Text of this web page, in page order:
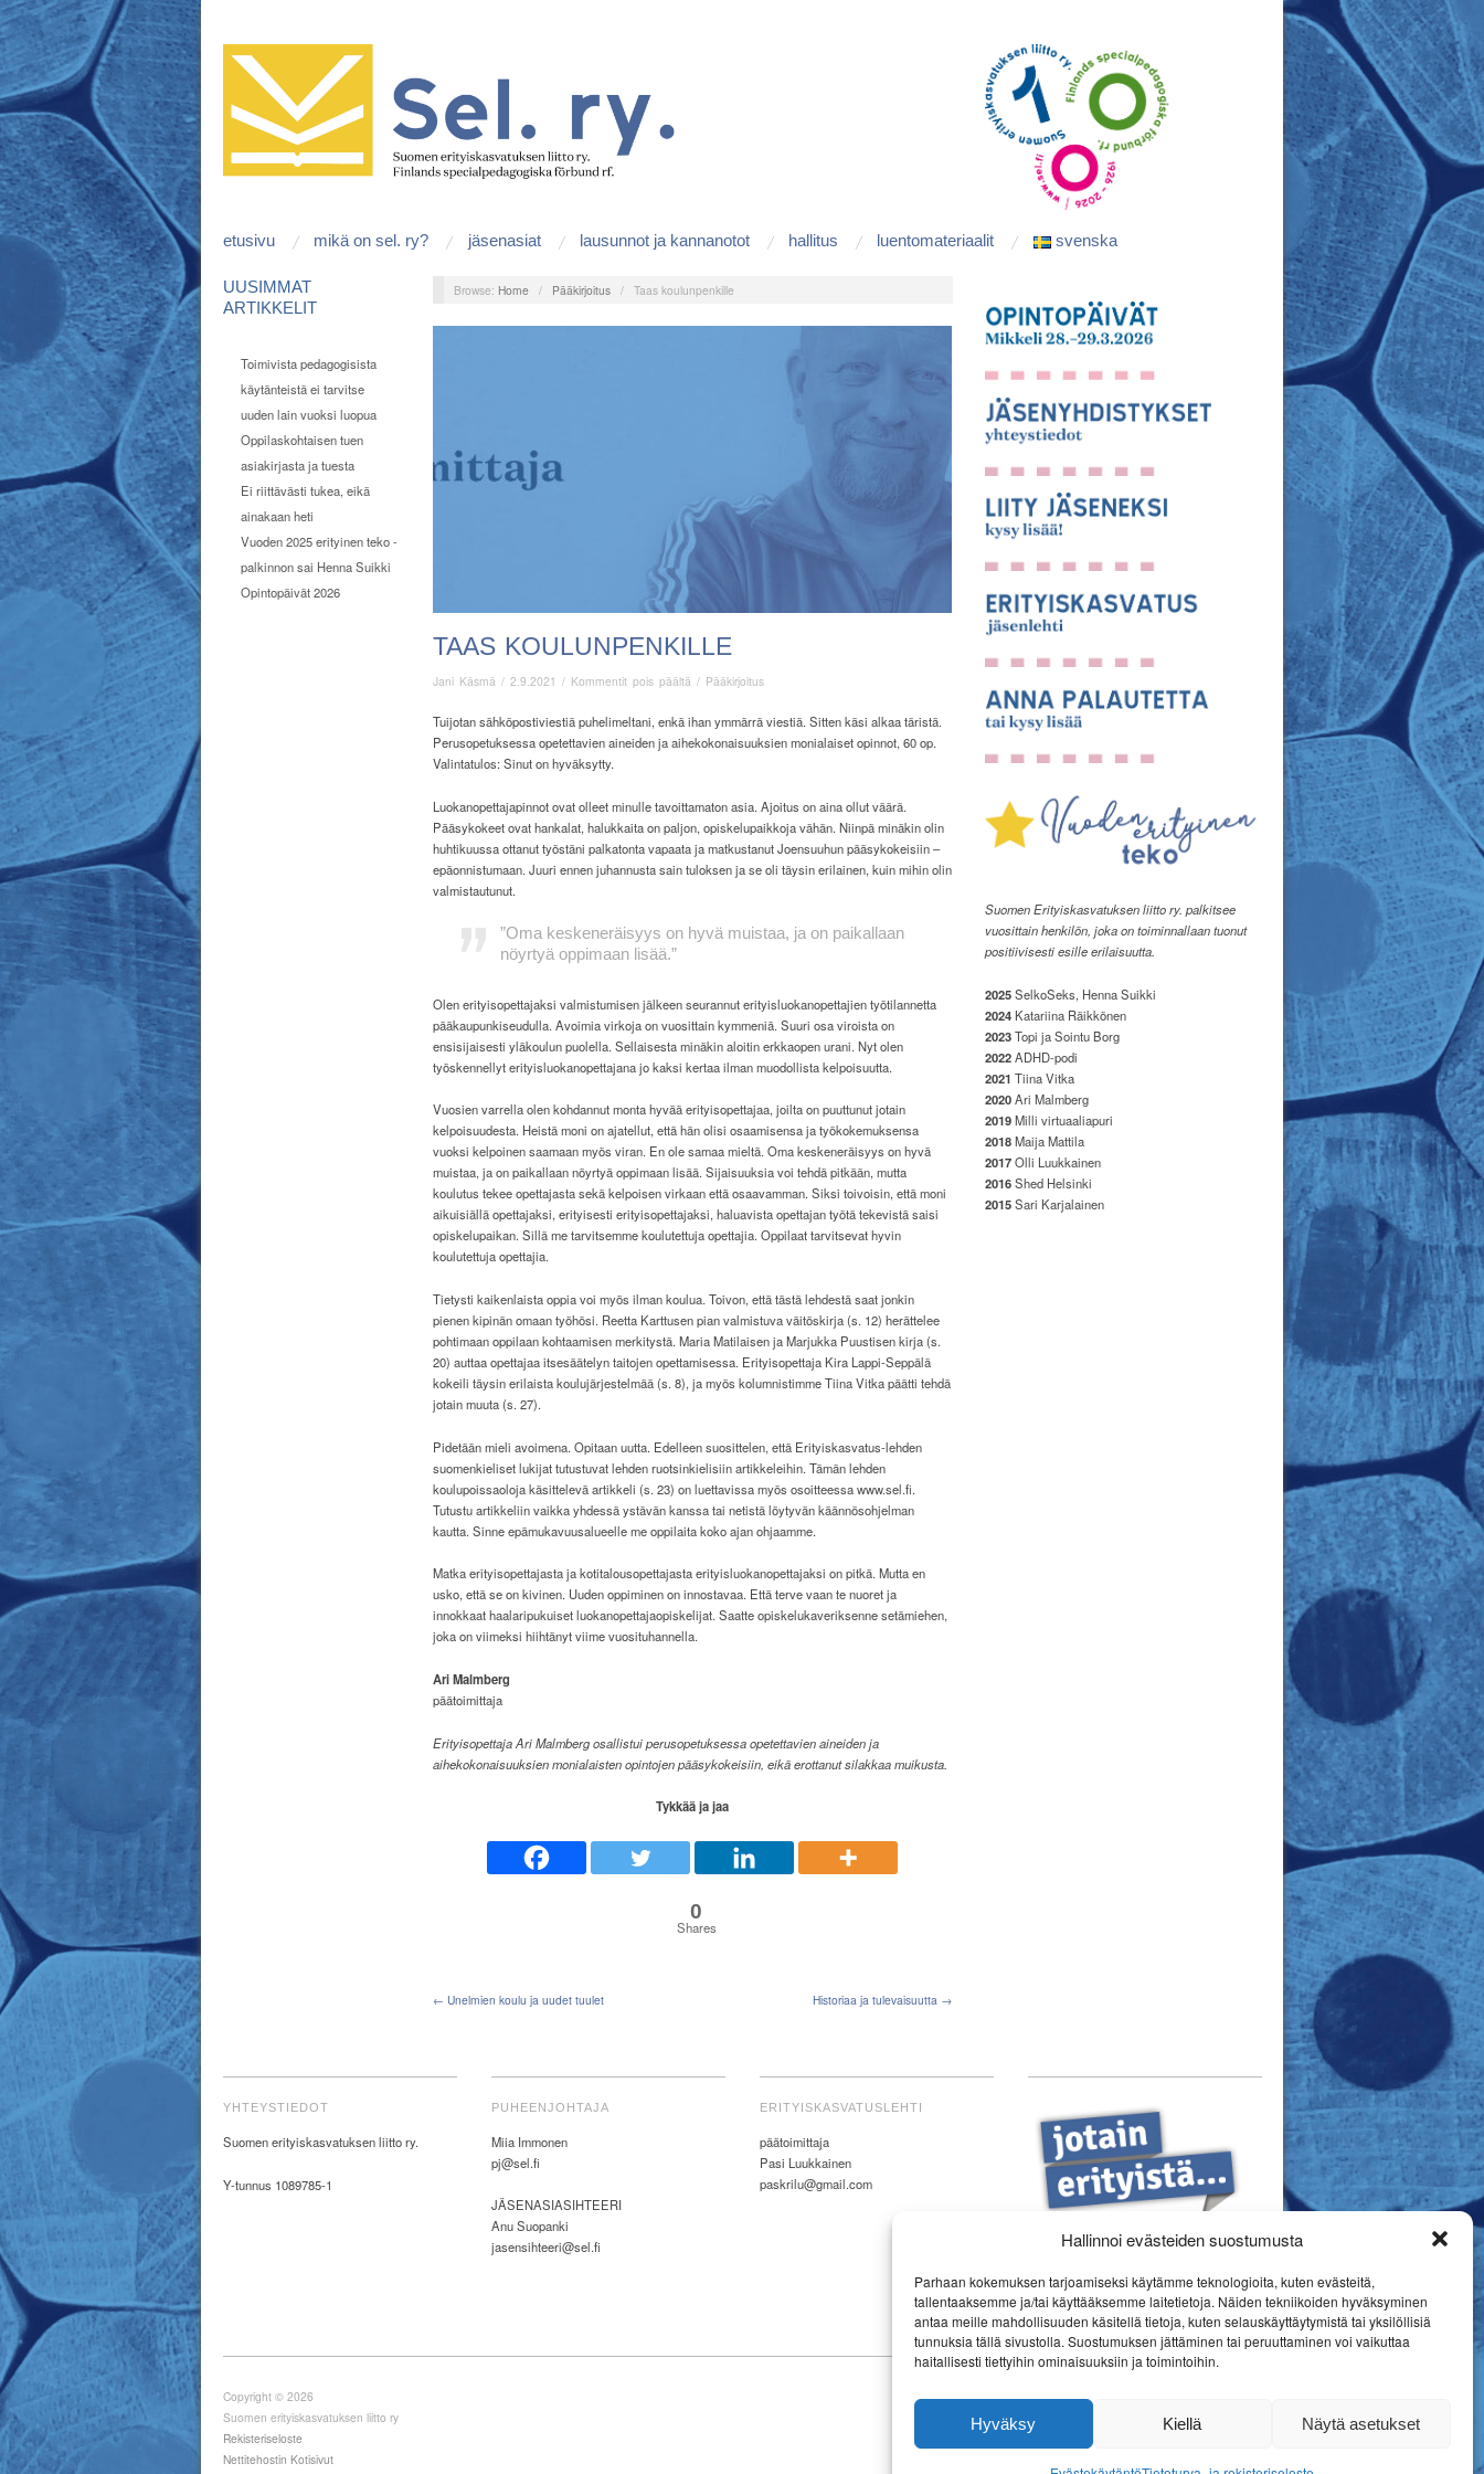
Hallinnoi evästeiden suostumusta
Parhaan kokemuksen tarjoamiseksi käytämme teknologioita, kuten evästeitä,
tallentaaksemme ja/tai käyttääksemme laitetietoja. Näiden tekniikoiden hyväksyminen
antaa meille mahdollisuuden käsitellä tietoja, kuten selauskäyttäytymistä tai yksilöllisiä
tunnuksia tällä sivustolla. Suostumuksen jättäminen tai peruuttaminen voi vaikuttaa
haitallisesti tiettyihin ominaisuuksiin ja toimintoihin.
Hyväksy Kiellä Näytä asetukset
etusivu mikä on sel. ry? jäsenasiat lausunnot ja kannanotot hallitus luentomateriaalit svenska
UUSIMMAT
ARTIKKELIT
Toimivista pedagogisista
käytänteistä ei tarvitse
uuden lain vuoksi luopua
Oppilaskohtaisen tuen
asiakirjasta ja tuesta
Ei riittävästi tukea, eikä
ainakaan heti
Vuoden 2025 erityinen teko -
palkinnon sai Henna Suikki
Opintopäivät 2026
Browse: Home / Pääkirjoitus / Taas koulunpenkille
TAAS KOULUNPENKILLE
Jani Käsmä / 2.9.2021 / Kommentit pois päältä artikkelissa
koulunpenkille
/ Pääkirjoitus
Tuijotan sähköpostiviestiä puhelimeltani, enkä ihan ymmärrä viestiä. Sitten käsi alkaa täristä.
Perusopetuksessa opetettavien aineiden ja aihekokonaisuuksien monialaiset opinnot, 60 op.
Valintatulos: Sinut on hyväksytty.
Luokanopettajapinnot ovat olleet minulle tavoittamaton asia. Ajoitus on aina ollut väärä.
Pääsykokeet ovat hankalat, halukkaita on paljon, opiskelupaikkoja vähän. Niinpä minäkin olin
huhtikuussa ottanut työstäni palkatonta vapaata ja matkustanut Joensuuhun pääsykokeisiin –
epäonnistumaan. Juuri ennen juhannusta sain tuloksen ja se oli täysin erilainen, kuin mihin olin
valmistautunut.
”Oma keskeneräisyys on hyvä muistaa, ja on paikallaan
nöyrtyä oppimaan lisää.”
Olen erityisopettajaksi valmistumisen jälkeen seurannut erityisluokanopettajien työtilannetta
pääkaupunkiseudulla. Avoimia virkoja on vuosittain kymmeniä. Suuri osa viroista on
ensisijaisesti yläkoulun puolella. Sellaisesta minäkin aloitin erkkaopen urani. Nyt olen
työskennellyt erityisluokanopettajana jo kaksi kertaa ilman muodollista kelpoisuutta.
Vuosien varrella olen kohdannut monta hyvää erityisopettajaa, joilta on puuttunut jotain
kelpoisuudesta. Heistä moni on ajatellut, että hän olisi osaamisensa ja työkokemuksensa
vuoksi kelpoinen saamaan myös viran. En ole samaa mieltä. Oma keskeneräisyys on hyvä
muistaa, ja on paikallaan nöyrtyä oppimaan lisää. Sijaisuuksia voi tehdä pitkään, mutta
koulutus tekee opettajasta sekä kelpoisen virkaan että osaavamman. Siksi toivoisin, että moni
aikuisiällä opettajaksi, erityisesti erityisopettajaksi, haluavista opettajan työtä tekevistä saisi
opiskelupaikan. Sillä me tarvitsemme koulutettuja opettajia. Oppilaat tarvitsevat hyvin
koulutettuja opettajia.
Tietysti kaikenlaista oppia voi myös ilman koulua. Toivon, että tästä lehdestä saat jonkin
pienen kipinän omaan työhösi. Reetta Karttusen pian valmistuva väitöskirja (s. 12) herättelee
pohtimaan oppilaan kohtaamisen merkitystä. Maria Matilaisen ja Marjukka Puustisen kirja (s.
20) auttaa opettajaa itsesäätelyn taitojen opettamisessa. Erityisopettaja Kira Lappi-Seppälä
kokeili täysin erilaista koulujärjestelmää (s. 8), ja myös kolumnistimme Tiina Vitka päätti tehdä
jotain muuta (s. 27).
Pidetään mieli avoimena. Opitaan uutta. Edelleen suosittelen, että Erityiskasvatus-lehden
suomenkieliset lukijat tutustuvat lehden ruotsinkielisiin artikkeleihin. Tämän lehden
koulupoissaoloja käsittelevä artikkeli (s. 23) on luettavissa myös osoitteessa www.sel.fi.
Tutustu artikkeliin vaikka yhdessä ystävän kanssa tai netistä löytyvän käännösohjelman
kautta. Sinne epämukavuusalueelle me oppilaita koko ajan ohjaamme.
Matka erityisopettajasta ja kotitalousopettajasta erityisluokanopettajaksi on pitkä. Mutta en
usko, että se on kivinen. Uuden oppiminen on innostavaa. Että terve vaan te nuoret ja
innokkaat haalaripukuiset luokanopettajaopiskelijat. Saatte opiskelukaveriksenne setämiehen,
joka on viimeksi hiihtänyt viime vuosituhannella.
Ari Malmberg
päätoimittaja
Erityisopettaja Ari Malmberg osallistui perusopetuksessa opetettavien aineiden ja
aihekokonaisuuksien monialaisten opintojen pääsykokeisiin, eikä erottanut silakkaa muikusta.
Tykkää ja jaa
0
Shares
← Unelmien koulu ja uudet tuulet Historiaa ja tulevaisuutta →
Suomen Erityiskasvatuksen liitto ry. palkitsee
vuosittain henkilön, joka on toiminnallaan tuonut
positiivisesti esille erilaisuutta.
2025SelkoSeks, Henna Suikki
2024 Katariina Räikkönen
2023Topi ja Sointu Borg
2022ADHD-podi
2021 Tiina Vitka
2020Ari Malmberg
2019Milli virtuaaliapuri
2018Maija Mattila
2017Olli Luukkainen
2016Shed Helsinki
2015Sari Karjalainen
YHTEYSTIEDOT
Suomen erityiskasvatuksen liitto ry.
Y-tunnus 1089785-1
PUHEENJOHTAJA
Miia Immonen
pj@sel.fi
JÄSENASIASIHTEERI
Anu Suopanki
jasensihteeri@sel.fi
ERITYISKASVATUSLEHTI
päätoimittaja
Pasi Luukkainen
paskrilu@gmail.com
Copyright © 2026
Suomen erityiskasvatuksen liitto ry
Rekisteriseloste
Nettitehostin Kotisivut